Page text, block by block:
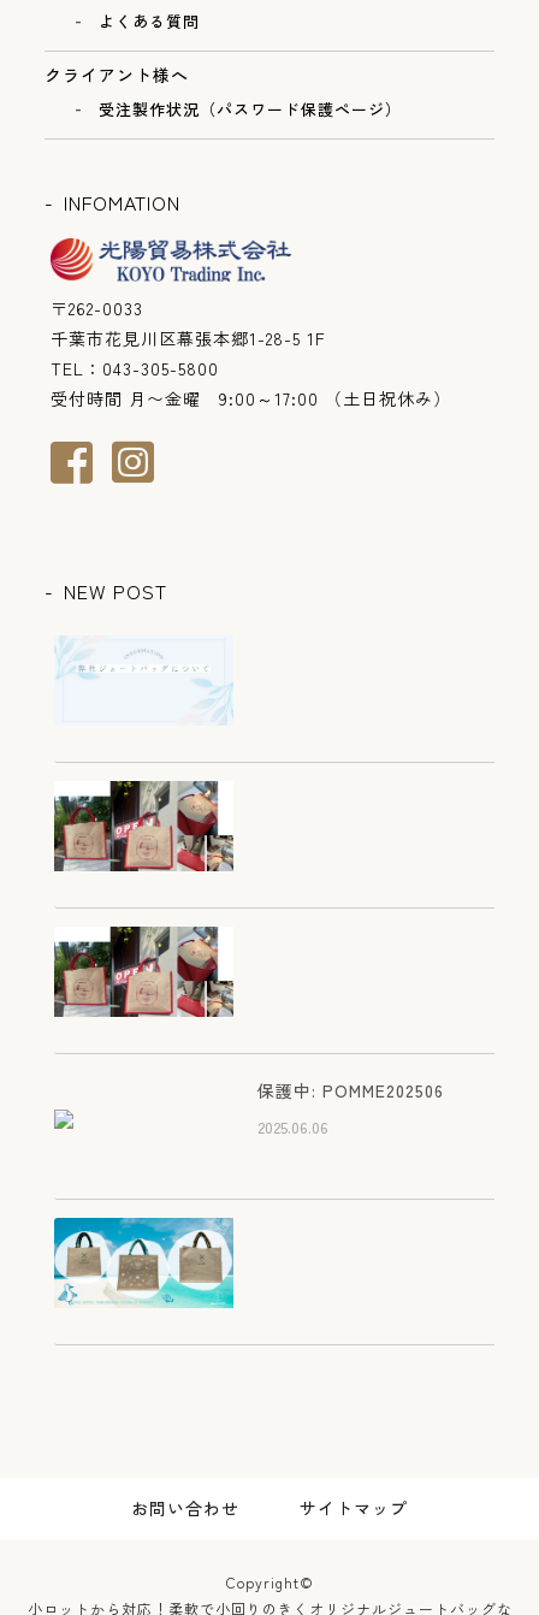
よくある質問
クライアント様へ
受注製作状況（パスワード保護ページ）
INFOMATION
〒262-0033
千葉市花見川区幕張本郷1-28-5 1F
TEL：043-305-5800
受付時間 月〜金曜 9:00～17:00 （土日祝休み）
NEW POST
オリジナルジュートバッグに
ついて～初めてのお問い合わ
せの前にご一読ください～
2026.03.05
滋賀 彦根 カフェレストラ
ン ポムダムール様 オリジ
滋賀 彦根 カフェレストラ
ン ポムダムール様 オリジ
ナルジュートバッグ
2025.07.21
保護中: POMME202506
2025.06.06
屋久島 ホテル シーサイド
ホテル屋久島様 オリジナル
お問い合わせ サイトマップ
Copyright©
小ロットから対応！柔軟で小回りのきくオリジナルジュートバッグな